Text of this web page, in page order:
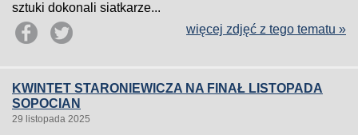
sztuki dokonali siatkarze...
więcej zdjęć z tego tematu »
KWINTET STARONIEWICZA NA FINAŁ LISTOPADA
SOPOCIAN
29 listopada 2025